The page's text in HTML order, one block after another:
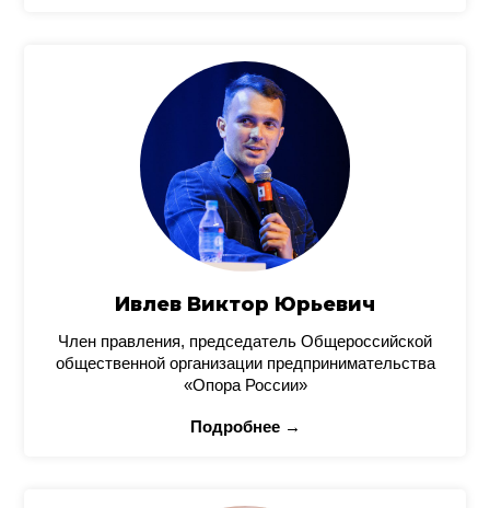
Ивлев Виктор Юрьевич
Член правления, председатель Общероссийской
общественной организации предпринимательства
«Опора России»
Подробнее →